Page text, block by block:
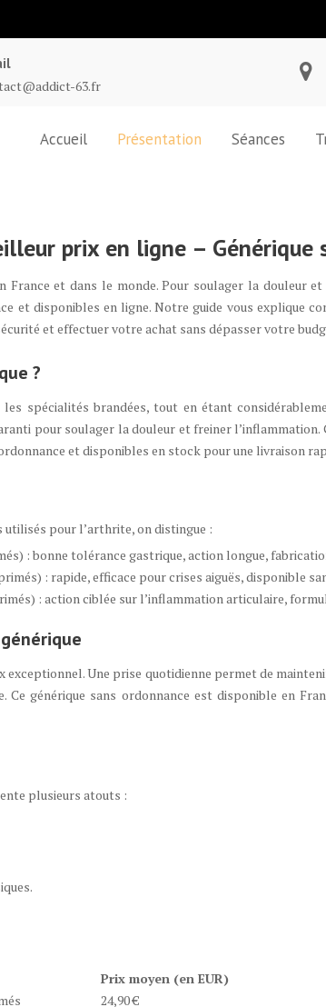
63.fr
Accueil Présentation Séances
prix en ligne – Générique
France et dans le monde. Pour soulager la douleur
et disponibles en ligne. Notre guide vous explique
et effectuer votre achat sans dépasser votre
?
spécialités brandées, tout en étant
pour soulager la douleur et freiner
et disponibles en stock pour une livraison
pour l’arthrite, on distingue :
: bonne tolérance gastrique, action longue,
: rapide, efficace pour crises aiguës, disponible
: action ciblée sur l’inflammation articulaire,
Une prise quotidienne permet de
générique sans ordonnance est disponible en
plusieurs atouts :
Prix moyen (en EUR)
24,90 €